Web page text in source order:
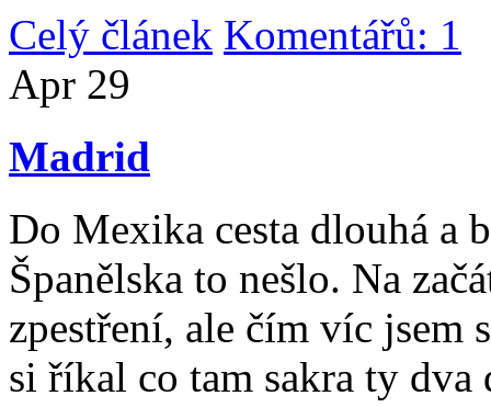
Celý článek Komentářů: 1
Apr 29
Madrid
Do Mexika cesta dlouhá a
Španělska to nešlo. Na
zpestření, ale čím víc jsem
si říkal co tam sakra ty